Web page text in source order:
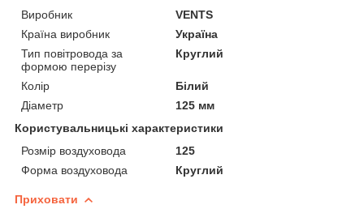
Виробник
VENTS
Країна виробник
Україна
Тип повітровода за
формою перерізу
Круглий
Колір
Білий
Діаметр
125 мм
Користувальницькі характеристики
Розмір воздуховода
125
Форма воздуховода
Круглий
Приховати